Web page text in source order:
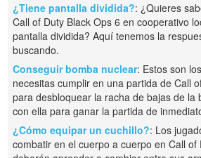
¿Tiene pantalla dividida?: ¿Quieres
Call of Duty Black Ops 6 en cooperativo
pantalla dividida? Aquí tenemos la
buscando.
Conseguir bomba nuclear: Estos son
necesitas cumplir en una partida de Call
para desbloquear la racha de bajas de la
con ella para ganar la partida de
¿Cómo equipar un cuchillo?: Los
combatir en el cuerpo a cuerpo en Call of